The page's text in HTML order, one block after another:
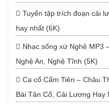
Tuyển tập trích đoạn cải
hay nhất (6K)
Nhạc sống xứ Nghệ MP3
Nghệ An, Nghệ Tĩnh (5K)
Ca cổ Cẩm Tiên – Châu
Bài Tân Cổ, Cải Lương Hay